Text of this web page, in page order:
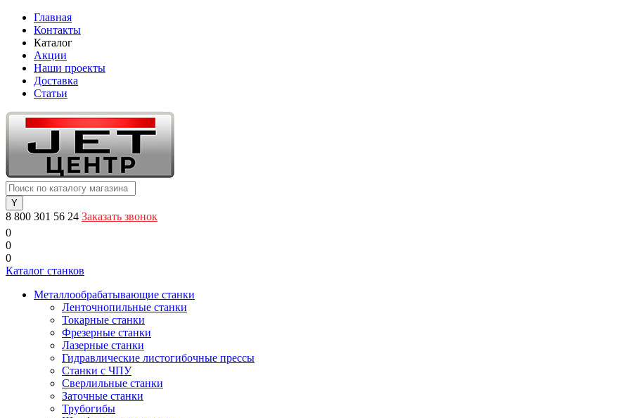
Главная
Контакты
Каталог
Акции
Наши проекты
Доставка
Статьи
8 800 301 56 24 Заказать звонок
0
0
0
Каталог станков
Металлообрабатывающие станки
Ленточнопильные станки
Токарные станки
Фрезерные станки
Лазерные станки
Гидравлические листогибочные прессы
Станки с ЧПУ
Сверлильные станки
Заточные станки
Трубогибы